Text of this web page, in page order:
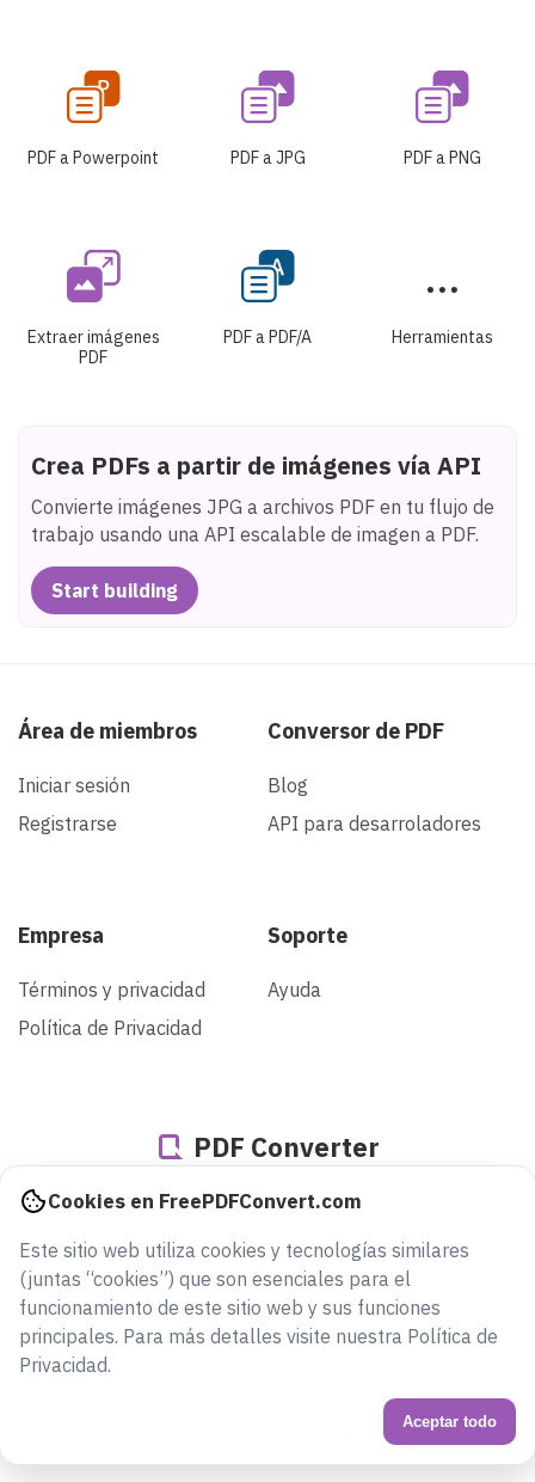
PDF a Powerpoint PDF a JPG PDF a PNG
Extraer imágenes
PDF
PDF a PDF/A Herramientas
Crea PDFs a partir de imágenes vía API
Convierte imágenes JPG a archivos PDF en tu flujo de
trabajo usando una API escalable de imagen a PDF.
Start building
Área de miembros
Iniciar sesión
Registrarse
Conversor de PDF
Blog
API para desarroladores
Empresa
Términos y privacidad
Política de Privacidad
Soporte
Ayuda
PDF Converter
archivos convertidos desde 2005
Español
Cookies en FreePDFConvert.com
Este sitio web utiliza cookies y tecnologías similares
(juntas “cookies”) que son esenciales para el
funcionamiento de este sitio web y sus funciones
principales. Para más detalles visite nuestra Política de
Privacidad.
Aceptar todo